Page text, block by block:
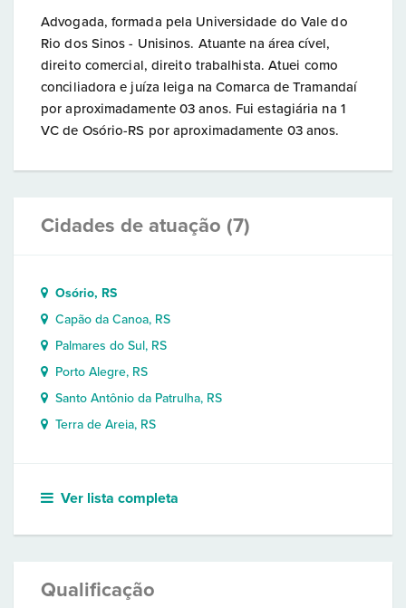
Advogada, formada pela Universidade do Vale do
Rio dos Sinos - Unisinos. Atuante na área cível,
direito comercial, direito trabalhista. Atuei como
conciliadora e juíza leiga na Comarca de Tramandaí
por aproximadamente 03 anos. Fui estagiária na 1
VC de Osório-RS por aproximadamente 03 anos.
Cidades de atuação (7)
Osório, RS
Capão da Canoa, RS
Palmares do Sul, RS
Porto Alegre, RS
Santo Antônio da Patrulha, RS
Terra de Areia, RS
Ver lista completa
Qualificação